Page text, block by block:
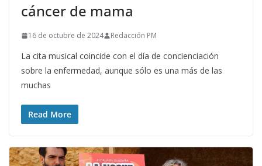
cáncer de mama
16 de octubre de 2024 Redacción PM
La cita musical coincide con el día de concienciación
sobre la enfermedad, aunque sólo es una más de las
muchas
Read More